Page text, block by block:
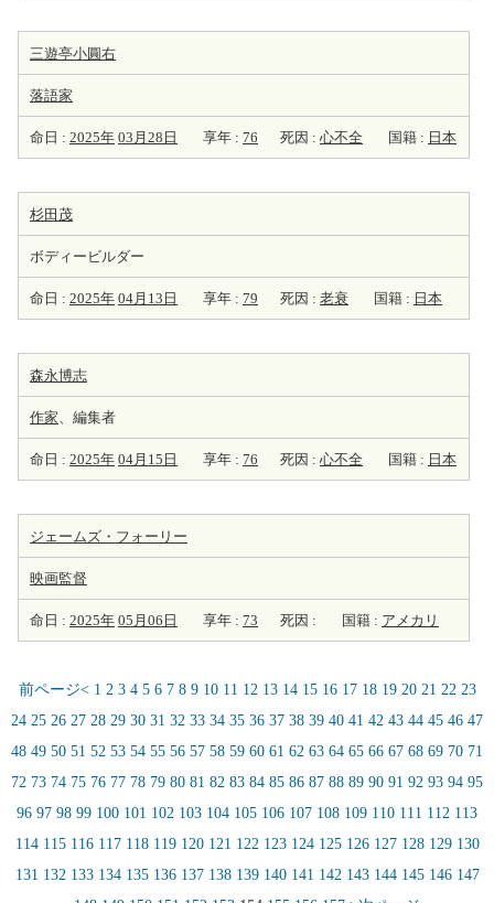
三遊亭小圓右
落語家
命日 : 2025年 03月28日 享年 : 76 死因 : 心不全 国籍 : 日本
杉田茂
ボディービルダー
命日 : 2025年 04月13日 享年 : 79 死因 : 老衰 国籍 : 日本
森永博志
作家、編集者
命日 : 2025年 04月15日 享年 : 76 死因 : 心不全 国籍 : 日本
ジェームズ・フォーリー
映画監督
命日 : 2025年 05月06日 享年 : 73 死因 : 国籍 : アメカリ
前ページ< 1 2 3 4 5 6 7 8 9 10 11 12 13 14 15 16 17 18 19 20 21 22 23
24 25 26 27 28 29 30 31 32 33 34 35 36 37 38 39 40 41 42 43 44 45 46 47
48 49 50 51 52 53 54 55 56 57 58 59 60 61 62 63 64 65 66 67 68 69 70 71
72 73 74 75 76 77 78 79 80 81 82 83 84 85 86 87 88 89 90 91 92 93 94 95
96 97 98 99 100 101 102 103 104 105 106 107 108 109 110 111 112 113
114 115 116 117 118 119 120 121 122 123 124 125 126 127 128 129 130
131 132 133 134 135 136 137 138 139 140 141 142 143 144 145 146 147